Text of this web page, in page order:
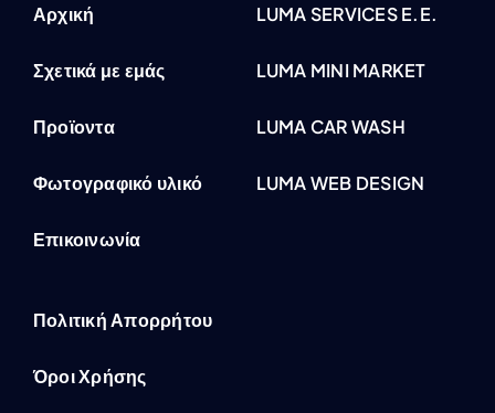
Αρχική
Σχετικά με εμάς
Προϊοντα
Φωτογραφικό υλικό
Επικοινωνία
LUMA SERVICES E.E.
LUMA MINI MARKET
LUMA CAR WASH
LUMA WEB DESIGN
Πολιτική Απορρήτου
Όροι Χρήσης